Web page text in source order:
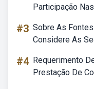
Participação
#3 Sobre As
Considere As
#4 Requerimento
Prestação De